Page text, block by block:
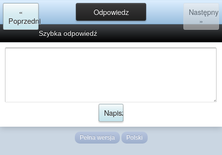
Odpowiedz
«
Poprzedni
Następny
»
Szybka odpowiedź
Pełna wersja Polski